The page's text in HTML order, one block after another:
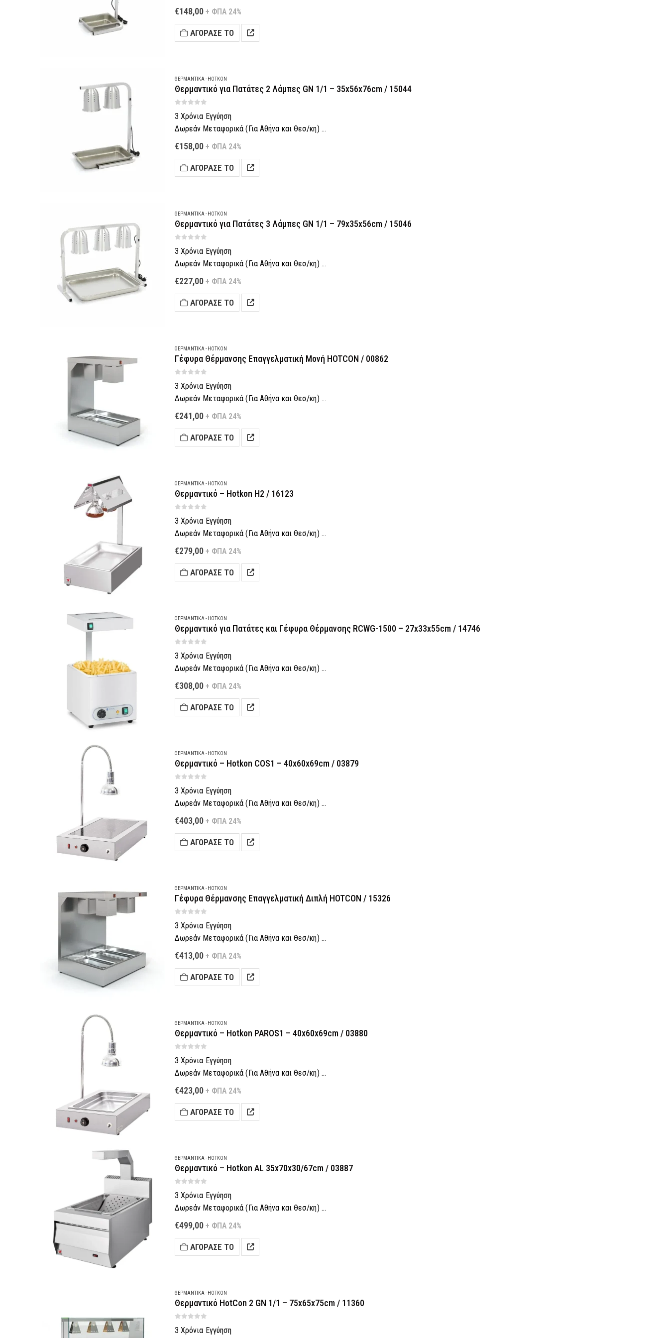
Πληρωμή έως 6 Δόσεις! (Με πιστωτική κάρτα)
Παράδοση σε 5-7 εργάσιμες (Για Αθήνα και Θεσ/κη)
Τηλεφωνική παραγγελία: 2118001943
€148,00 + ΦΠΑ 24%
ΑΓΌΡΑΣΈ ΤΟ
ΘΕΡΜΑΝΤΙΚΆ - HOTKON
Θερμαντικό για Πατάτες 2 Λάμπες GN 1/1 – 35x56x76cm / 15044
3 Χρόνια Εγγύηση
Δωρεάν Μεταφορικά (Για Αθήνα και Θεσ/κη)
Πληρωμή έως 6 Δόσεις! (Με πιστωτική κάρτα)
Παράδοση σε 5-7 εργάσιμες (Για Αθήνα και Θεσ/κη)
Τηλεφωνική παραγγελία: 2118001943
€158,00 + ΦΠΑ 24%
ΑΓΌΡΑΣΈ ΤΟ
ΘΕΡΜΑΝΤΙΚΆ - HOTKON
Θερμαντικό για Πατάτες 3 Λάμπες GN 1/1 – 79x35x56cm / 15046
3 Χρόνια Εγγύηση
Δωρεάν Μεταφορικά (Για Αθήνα και Θεσ/κη)
Πληρωμή έως 6 Δόσεις! (Με πιστωτική κάρτα)
Παράδοση σε 5-7 εργάσιμες (Για Αθήνα και Θεσ/κη)
Τηλεφωνική παραγγελία: 2118001943
€227,00 + ΦΠΑ 24%
ΑΓΌΡΑΣΈ ΤΟ
ΘΕΡΜΑΝΤΙΚΆ - HOTKON
Γέφυρα Θέρμανσης Επαγγελματική Μονή HOTCON / 00862
3 Χρόνια Εγγύηση
Δωρεάν Μεταφορικά (Για Αθήνα και Θεσ/κη)
Πληρωμή έως 6 Δόσεις! (Με πιστωτική κάρτα)
Τηλεφωνική παραγγελία: 2118001943
Θες να σε καλέσουμε?Πάτα εδώ
€241,00 + ΦΠΑ 24%
ΑΓΌΡΑΣΈ ΤΟ
ΘΕΡΜΑΝΤΙΚΆ - HOTKON
Θερμαντικό – Hotkon H2 / 16123
3 Χρόνια Εγγύηση
Δωρεάν Μεταφορικά (Για Αθήνα και Θεσ/κη)
Πληρωμή έως 6 Δόσεις! (Με πιστωτική κάρτα)
Τηλεφωνική παραγγελία: 2118001943
Θες να σε καλέσουμε?Πάτα εδώ
€279,00 + ΦΠΑ 24%
ΑΓΌΡΑΣΈ ΤΟ
ΘΕΡΜΑΝΤΙΚΆ - HOTKON
Θερμαντικό για Πατάτες και Γέφυρα Θέρμανσης RCWG-1500 – 27x33x55cm / 14746
3 Χρόνια Εγγύηση
Δωρεάν Μεταφορικά (Για Αθήνα και Θεσ/κη)
Πληρωμή έως 6 Δόσεις! (Με πιστωτική κάρτα)
Τηλεφωνική παραγγελία: 2118001943
Θες να σε καλέσουμε?Πάτα εδώ
€308,00 + ΦΠΑ 24%
ΑΓΌΡΑΣΈ ΤΟ
ΘΕΡΜΑΝΤΙΚΆ - HOTKON
Θερμαντικό – Hotkon COS1 – 40x60x69cm / 03879
3 Χρόνια Εγγύηση
Δωρεάν Μεταφορικά (Για Αθήνα και Θεσ/κη)
Πληρωμή έως 6 Δόσεις! (Με πιστωτική κάρτα)
Τηλεφωνική παραγγελία: 2118001943
Θες να σε καλέσουμε?Πάτα εδώ
€403,00 + ΦΠΑ 24%
ΑΓΌΡΑΣΈ ΤΟ
ΘΕΡΜΑΝΤΙΚΆ - HOTKON
Γέφυρα Θέρμανσης Επαγγελματική Διπλή HOTCON / 15326
3 Χρόνια Εγγύηση
Δωρεάν Μεταφορικά (Για Αθήνα και Θεσ/κη)
Πληρωμή έως 6 Δόσεις! (Με πιστωτική κάρτα)
Τηλεφωνική παραγγελία: 2118001943
Θες να σε καλέσουμε?Πάτα εδώ
€413,00 + ΦΠΑ 24%
ΑΓΌΡΑΣΈ ΤΟ
ΘΕΡΜΑΝΤΙΚΆ - HOTKON
Θερμαντικό – Hotkon PAROS1 – 40x60x69cm / 03880
3 Χρόνια Εγγύηση
Δωρεάν Μεταφορικά (Για Αθήνα και Θεσ/κη)
Πληρωμή έως 6 Δόσεις! (Με πιστωτική κάρτα)
Τηλεφωνική παραγγελία: 2118001943
Θες να σε καλέσουμε?Πάτα εδώ
€423,00 + ΦΠΑ 24%
ΑΓΌΡΑΣΈ ΤΟ
ΘΕΡΜΑΝΤΙΚΆ - HOTKON
Θερμαντικό – Hotkon AL 35x70x30/67cm / 03887
3 Χρόνια Εγγύηση
Δωρεάν Μεταφορικά (Για Αθήνα και Θεσ/κη)
Πληρωμή έως 6 Δόσεις! (Με πιστωτική κάρτα)
Τηλεφωνική παραγγελία: 2118001943
Θες να σε καλέσουμε?Πάτα εδώ
€499,00 + ΦΠΑ 24%
ΑΓΌΡΑΣΈ ΤΟ
ΘΕΡΜΑΝΤΙΚΆ - HOTKON
Θερμαντικό HotCon 2 GN 1/1 – 75x65x75cm / 11360
3 Χρόνια Εγγύηση